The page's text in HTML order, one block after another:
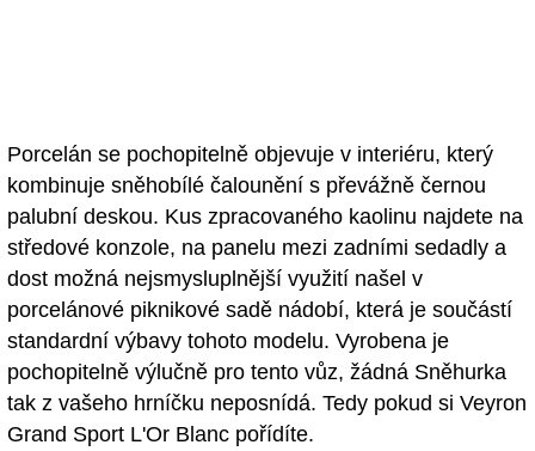
Porcelán se pochopitelně objevuje v interiéru, který
kombinuje sněhobílé čalounění s převážně černou
palubní deskou. Kus zpracovaného kaolinu najdete na
středové konzole, na panelu mezi zadními sedadly a
dost možná nejsmysluplnější využití našel v
porcelánové piknikové sadě nádobí, která je součástí
standardní výbavy tohoto modelu. Vyrobena je
pochopitelně výlučně pro tento vůz, žádná Sněhurka
tak z vašeho hrníčku neposnídá. Tedy pokud si Veyron
Grand Sport L'Or Blanc pořídíte.